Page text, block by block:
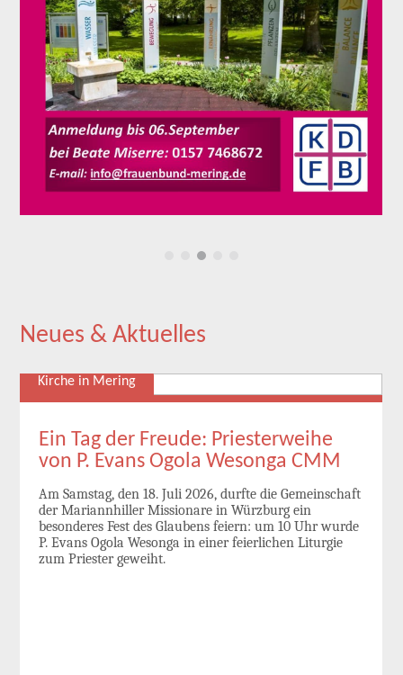
Neues & Aktuelles
Kirche in Mering
Ein Tag der Freude: Priesterweihe
von P. Evans Ogola Wesonga CMM
Am Samstag, den 18. Juli 2026, durfte die Gemeinschaft
der Mariannhiller Missionare in Würzburg ein
besonderes Fest des Glaubens feiern: um 10 Uhr wurde
P. Evans Ogola Wesonga in einer feierlichen Liturgie
zum Priester geweiht.